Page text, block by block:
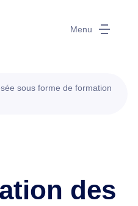
Menu
sous forme de formation
des